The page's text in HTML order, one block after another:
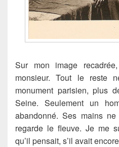
Sur mon image
monsieur. Tout le reste
monument parisien, plus
Seine. Seulement un
abandonné. Ses mains
regarde le fleuve. Je me
qu’il pensait, s’il avait